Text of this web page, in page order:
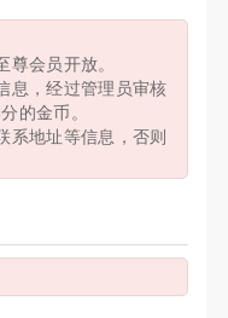
会员开放。
息，经过管理员审核
的金币。
系地址等信息，否则